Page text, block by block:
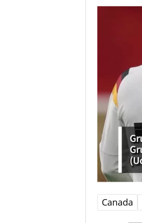
Canada